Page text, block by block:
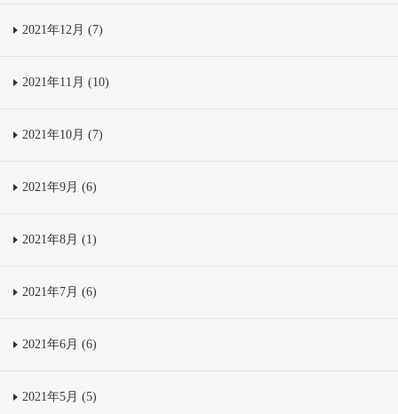
2021年12月 (7)
2021年11月 (10)
2021年10月 (7)
2021年9月 (6)
2021年8月 (1)
2021年7月 (6)
2021年6月 (6)
2021年5月 (5)